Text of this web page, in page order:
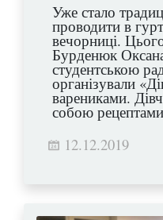
Уже стало
проводити в
вечорниці.
Бурденюк
студентською
організували
варениками.
собою
смакували їх,
пісень та
розмовляли про
12.12.2019